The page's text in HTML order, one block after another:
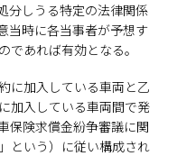
分しうる特定の法律関係
当時に各当事者が予想す
であれば有効となる。
に加入している車両と乙
加入している車両間で発
保険求償金紛争審議に関
という）に従い構成され